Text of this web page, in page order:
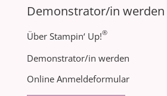
Demonstrator/in werden
Über Stampin‘ Up!®
Demonstrator/in werden
Online Anmeldeformular